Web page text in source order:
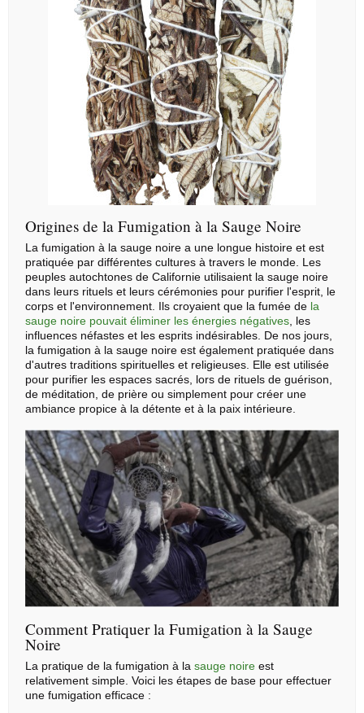
Origines de la Fumigation à la Sauge Noire
La fumigation à la sauge noire a une longue histoire et est
pratiquée par différentes cultures à travers le monde. Les
peuples autochtones de Californie utilisaient la sauge noire
dans leurs rituels et leurs cérémonies pour purifier l'esprit, le
corps et l'environnement. Ils croyaient que la fumée de la
sauge noire pouvait éliminer les énergies négatives , les
influences néfastes et les esprits indésirables. De nos jours,
la fumigation à la sauge noire est également pratiquée dans
d'autres traditions spirituelles et religieuses. Elle est utilisée
pour purifier les espaces sacrés, lors de rituels de guérison,
de méditation, de prière ou simplement pour créer une
ambiance propice à la détente et à la paix intérieure.
Comment Pratiquer la Fumigation à la Sauge
Noire
La pratique de la fumigation à la sauge noire est
relativement simple. Voici les étapes de base pour effectuer
une fumigation efficace :